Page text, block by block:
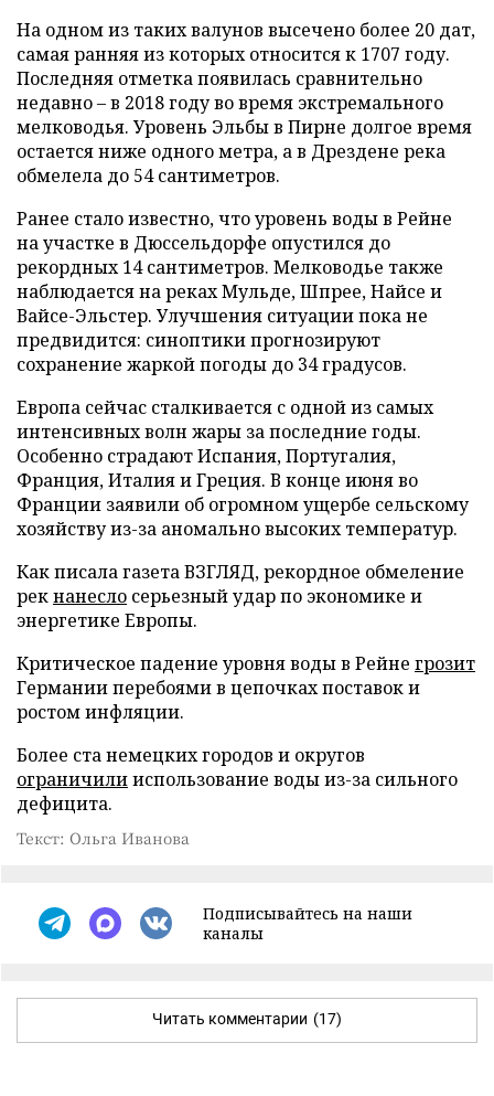
На одном из таких валунов высечено более 20 дат,
самая ранняя из которых относится к 1707 году.
Последняя отметка появилась сравнительно
недавно – в 2018 году во время экстремального
мелководья. Уровень Эльбы в Пирне долгое время
остается ниже одного метра, а в Дрездене река
обмелела до 54 сантиметров.
Ранее стало известно, что уровень воды в Рейне
на участке в Дюссельдорфе опустился до
рекордных 14 сантиметров. Мелководье также
наблюдается на реках Мульде, Шпрее, Найсе и
Вайсе-Эльстер. Улучшения ситуации пока не
предвидится: синоптики прогнозируют
сохранение жаркой погоды до 34 градусов.
Европа сейчас сталкивается с одной из самых
интенсивных волн жары за последние годы.
Особенно страдают Испания, Португалия,
Франция, Италия и Греция. В конце июня во
Франции заявили об огромном ущербе сельскому
хозяйству из-за аномально высоких температур.
Как писала газета ВЗГЛЯД, рекордное обмеление
рекнанесло серьезный удар по экономике и
энергетике Европы.
Критическое падение уровня воды в Рейне грозит
Германии перебоями в цепочках поставок и
ростом инфляции.
Более ста немецких городов и округов
ограничилииспользование воды из-за сильного
дефицита.
Текст: Ольга Иванова
Подписывайтесь на наши
каналы
Читать комментарии (17)